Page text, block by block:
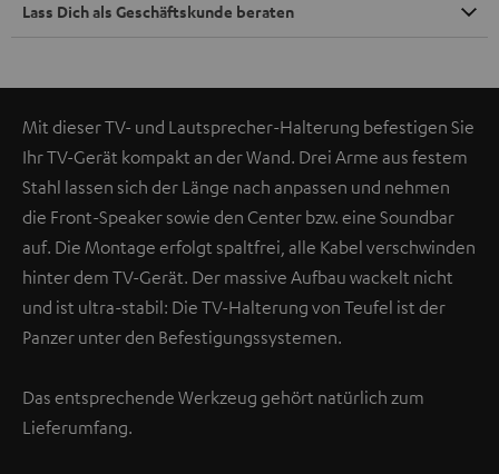
Lass Dich als Geschäftskunde beraten
Mit dieser TV- und Lautsprecher-Halterung befestigen Sie
Ihr TV-Gerät kompakt an der Wand. Drei Arme aus festem
Stahl lassen sich der Länge nach anpassen und nehmen
die Front-Speaker sowie den Center bzw. eine Soundbar
auf. Die Montage erfolgt spaltfrei, alle Kabel verschwinden
hinter dem TV-Gerät. Der massive Aufbau wackelt nicht
und ist ultra-stabil: Die TV-Halterung von Teufel ist der
Panzer unter den Befestigungssystemen.
Das entsprechende Werkzeug gehört natürlich zum
Lieferumfang.